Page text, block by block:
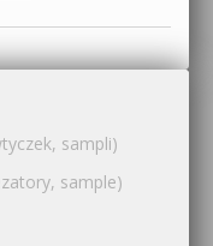
sampli)
sample)